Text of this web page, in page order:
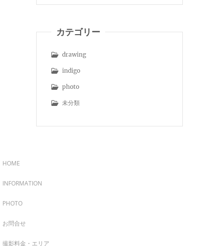
カテゴリー
drawing
indigo
photo
未分類
HOME
INFORMATION
PHOTO
お問合せ
撮影料金・エリア